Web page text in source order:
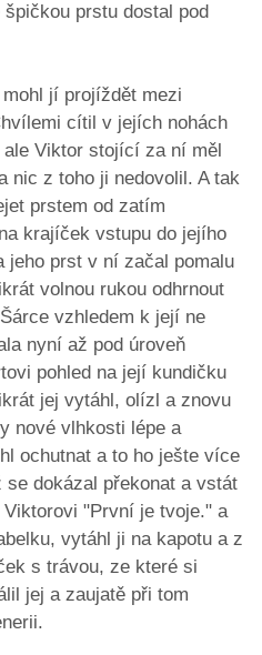
prstu dostal pod
jí projíždět mezi
cítil v jejích nohách
Viktor stojící za ní měl
nic z toho ji nedovolil. A tak
prstem od zatím
krajíček vstupu do jejího
jeho prst v ní začal pomalu
volnou rukou odhrnout
vzhledem k její ne
nyní až pod úroveň
pohled na její kundičku
jej vytáhl, olízl a znovu
nové vlhkosti lépe a
ochutnat a to ho ješte více
dokázal překonat a vstát
"První je tvoje." a
vytáhl ji na kapotu a z
s trávou, ze které si
jej a zaujatě při tom